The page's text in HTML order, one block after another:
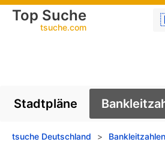
Top Suche
tsuche.com
Stadtpläne
tsuche Deutschland > Bankleitzahlen